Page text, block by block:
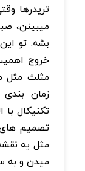
تریدرها
میبینن،
بشه. تو
خروج
مثلث مثل
زمان
تکنیکال
تصمیم
مثل یه
میدن و به